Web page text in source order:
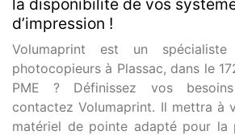
la disponibilité de vos
d’impression !
Volumaprint est un
photocopieurs à Plassac, dans le
PME ? Définissez vos
contactez Volumaprint. Il mettra à
matériel de pointe adapté pour la